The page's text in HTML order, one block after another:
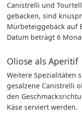
Canistrelli und
gebacken, sind
Mürbeteiggebäck auf
Datum beträgt 6
Oliose als Aperitif
Weitere Spezialitäten
gesalzene Canistrelli
den
Käse serviert werden.